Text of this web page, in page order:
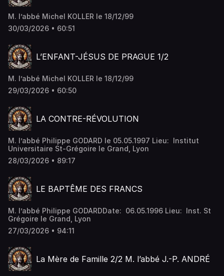
M. l’abbé Michel KOLLER le 18/12/99
30/03/2026 • 60:51
L’ENFANT-JÉSUS DE PRAGUE 1/2
M. l’abbé Michel KOLLER le 18/12/99
29/03/2026 • 60:50
LA CONTRE-RÉVOLUTION
M. l’abbé Philippe GODARD le 05.05.1997 Lieu: Institut
Universitaire St-Grégoire le Grand, Lyon
28/03/2026 • 89:17
LE BAPTÊME DES FRANCS
M. l’abbé Philippe GODARDDate: 06.05.1996 Lieu: Inst. St
Grégoire le Grand, Lyon
27/03/2026 • 94:11
La Mère de Famille 2/2 M. l’abbé J.-P. ANDRÉ